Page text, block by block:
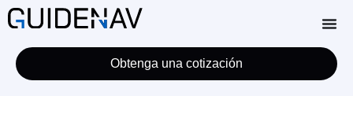
Obtenga una cotización